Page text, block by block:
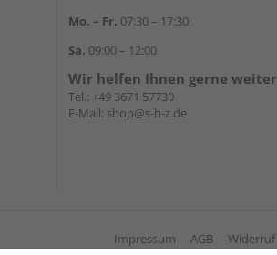
Mo. – Fr. 07:30 – 17:30
Sa. 09:00 – 12:00
Wir helfen Ihnen gerne weiter
Tel.: +49 3671 57730
E-Mail: shop@s-h-z.de
Impressum AGB Widerruf